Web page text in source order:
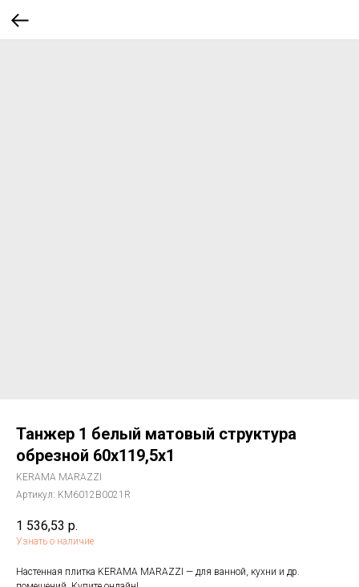
Танжер 1 белый матовый структура
обрезной 60x119,5x1
KERAMA MARAZZI
Артикул: KM6012B0021R
1 536,53 р.
Узнать о наличие
Настенная плитка KERAMA MARAZZI — для ванной, кухни и др.